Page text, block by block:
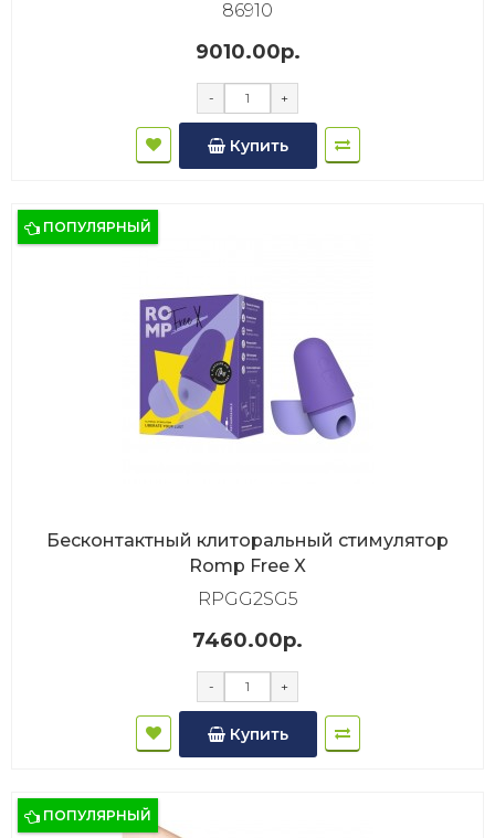
86910
9010.00р.
- +
Купить
ПОПУЛЯРНЫЙ
Бесконтактный клиторальный стимулятор
Romp Free X
RPGG2SG5
7460.00р.
- +
Купить
ПОПУЛЯРНЫЙ